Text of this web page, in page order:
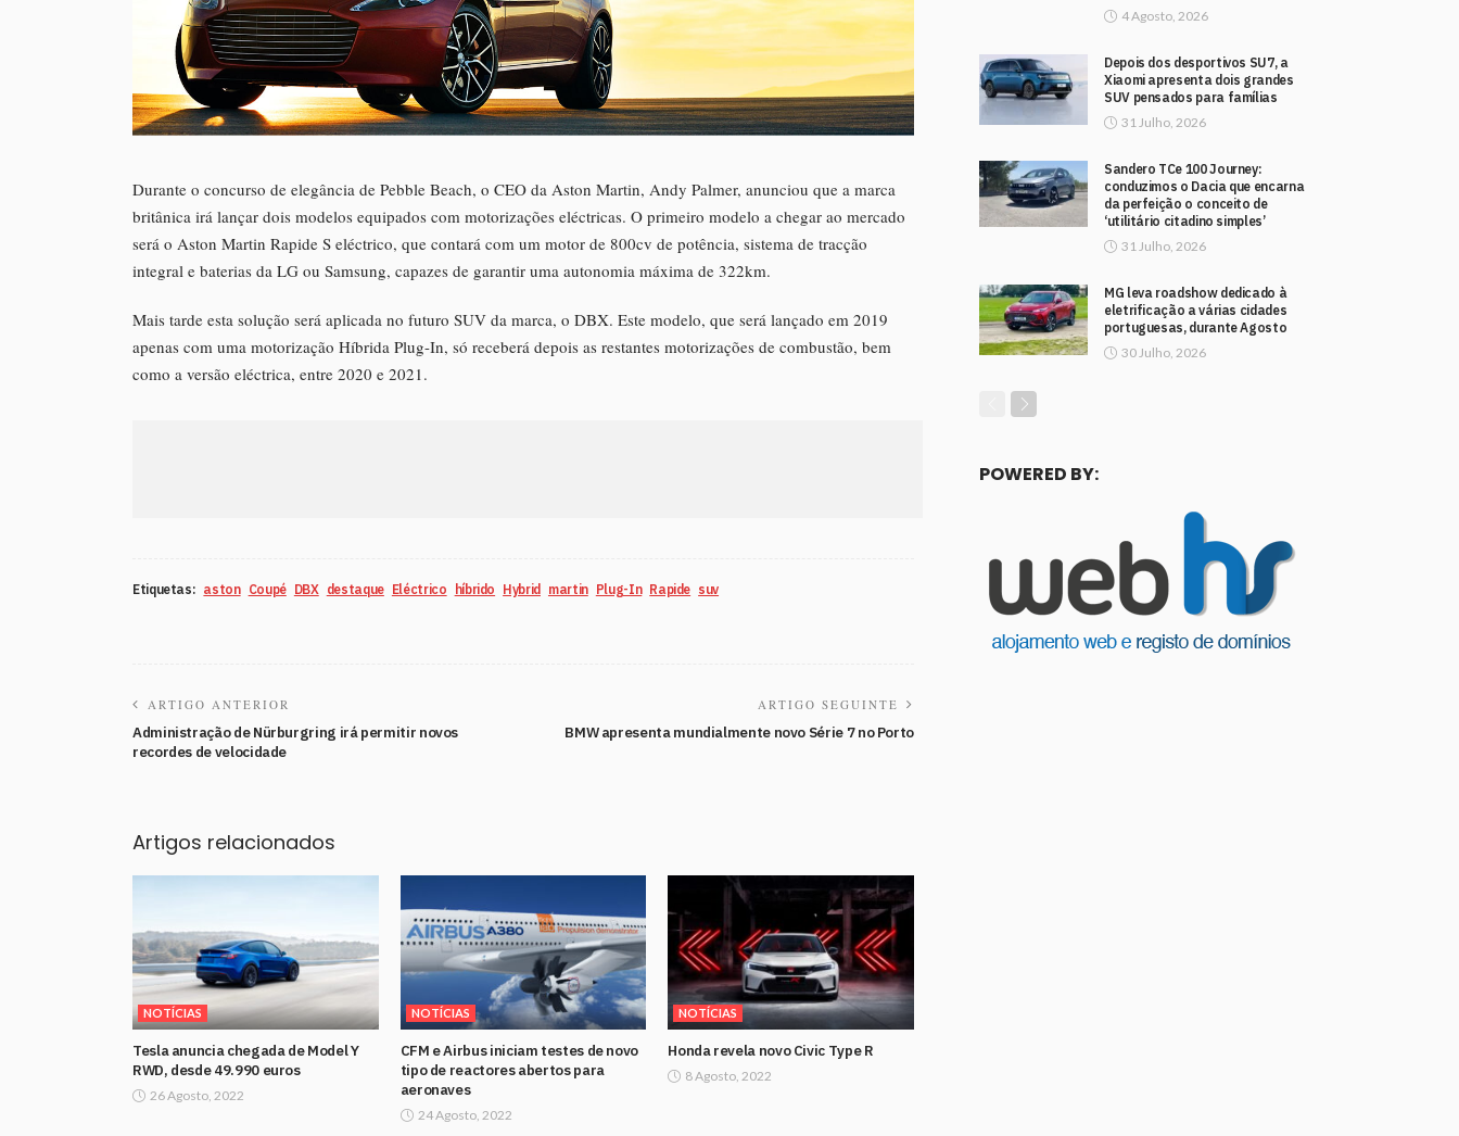
Durante o concurso de elegância de Pebble Beach, o CEO da Aston Martin, Andy Palmer, anunciou que a marca
britânica irá lançar dois modelos equipados com motorizações eléctricas. O primeiro modelo a chegar ao mercado
será o Aston Martin Rapide S eléctrico, que contará com um motor de 800cv de potência, sistema de tracção
integral e baterias da LG ou Samsung, capazes de garantir uma autonomia máxima de 322km.
Mais tarde esta solução será aplicada no futuro SUV da marca, o DBX. Este modelo, que será lançado em 2019
apenas com uma motorização Híbrida Plug-In, só receberá depois as restantes motorizações de combustão, bem
como a versão eléctrica, entre 2020 e 2021.
Etiquetas: aston Coupé DBX destaque Eléctrico híbrido Hybrid martin Plug-In Rapide suv
ARTIGO ANTERIOR
Administração de Nürburgring irá permitir novos
recordes de velocidade
ARTIGO SEGUINTE
BMW apresenta mundialmente novo Série 7 no Porto
Artigos relacionados
NOTÍCIAS
Tesla anuncia chegada de Model Y
RWD, desde 49.990 euros
26 Agosto, 2022
NOTÍCIAS
CFM e Airbus iniciam testes de novo
tipo de reactores abertos para
aeronaves
24 Agosto, 2022
NOTÍCIAS
Honda revela novo Civic Type R
8 Agosto, 2022
4 Agosto, 2026
Depois dos desportivos SU7, a
Xiaomi apresenta dois grandes
SUV pensados para famílias
31 Julho, 2026
Sandero TCe 100 Journey:
conduzimos o Dacia que encarna
da perfeição o conceito de
‘utilitário citadino simples’
31 Julho, 2026
MG leva roadshow dedicado à
eletrificação a várias cidades
portuguesas, durante Agosto
30 Julho, 2026
POWERED BY: